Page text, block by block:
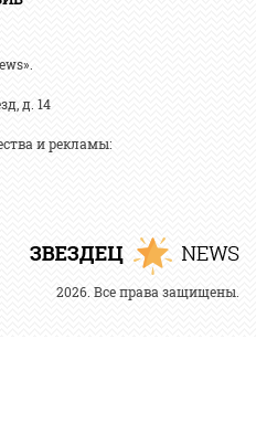
д. 14
и рекламы:
2026. Все права защищены.